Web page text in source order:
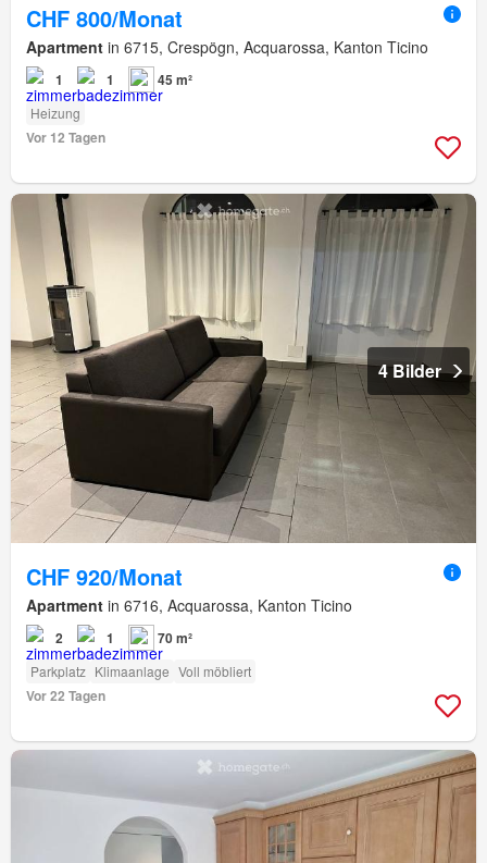
CHF 800/Monat
Apartment in 6715, Crespögn, Acquarossa, Kanton Ticino
1 1 45 m²
Heizung
Vor 12 Tagen
4 Bilder
CHF 920/Monat
Apartment in 6716, Acquarossa, Kanton Ticino
2 1 70 m²
Parkplatz Klimaanlage Voll möbliert
Vor 22 Tagen